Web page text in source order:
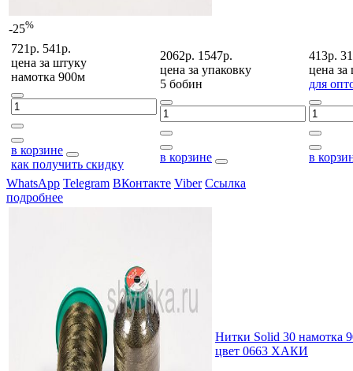
-25%
721р. 541р.
цена за штуку
намотка 900м
в корзине
как получить скидку
2062р. 1547р.
цена за упаковку
5 бобин
в корзине
413р.
цена за
для
в
WhatsApp Telegram ВКонтакте Viber Ссылка
подробнее
Нитки Solid 30 намотка
цвет 0663 ХАКИ